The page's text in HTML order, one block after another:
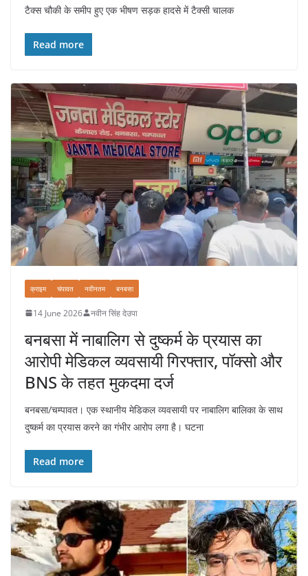
टैक्स चौकी के समीप हुए एक भीषण सड़क हादसे में टैक्सी चालक
Read more
क्राइम चंपावत नवीनतम बनबसा
14 June 2026 नवीन सिंह देउपा
बनबसा में नाबालिग से दुष्कर्म के प्रयास का
आरोपी मेडिकल व्यवसायी गिरफ्तार, पॉक्सो और
BNS के तहत मुकदमा दर्ज
बनबसा/चम्पावत। एक स्थानीय मेडिकल व्यवसायी पर नाबालिग बालिका के साथ
दुष्कर्म का प्रयास करने का गंभीर आरोप लगा है। घटना
Read more